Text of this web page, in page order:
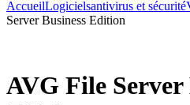
Verbatim
Western Digital
AccueilLogicielsantivirus et sécurité
Server Business Edition
AVG File Server